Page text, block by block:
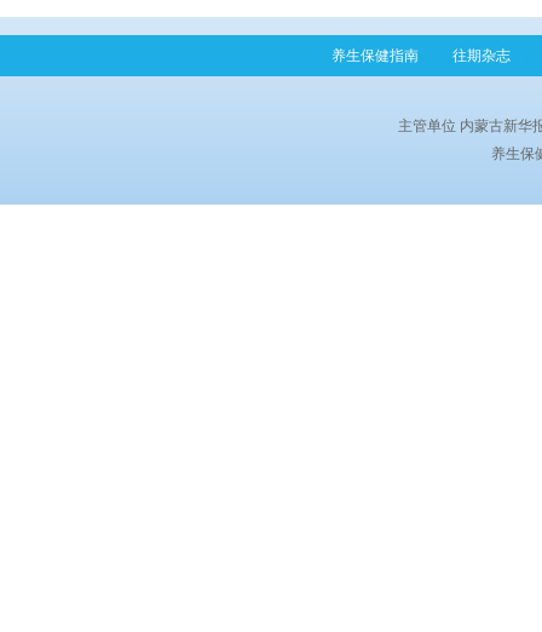
养生保健指南 往期杂志
主管单位 内蒙古新华
养生保